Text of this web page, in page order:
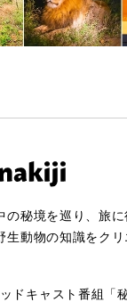
の秘境を巡り、旅
生動物の知識をク
ドキャスト番組「